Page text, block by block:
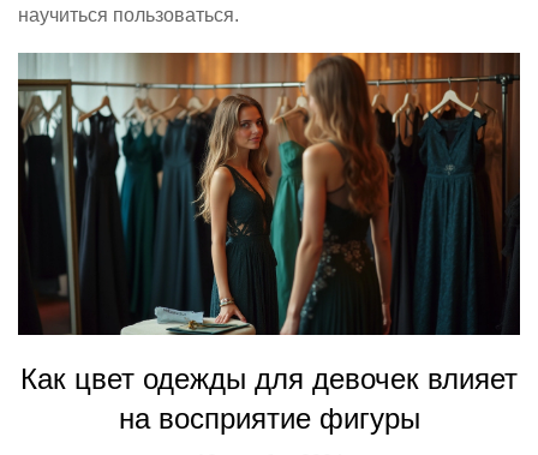
научиться пользоваться.
Как цвет одежды для девочек влияет
на восприятие фигуры